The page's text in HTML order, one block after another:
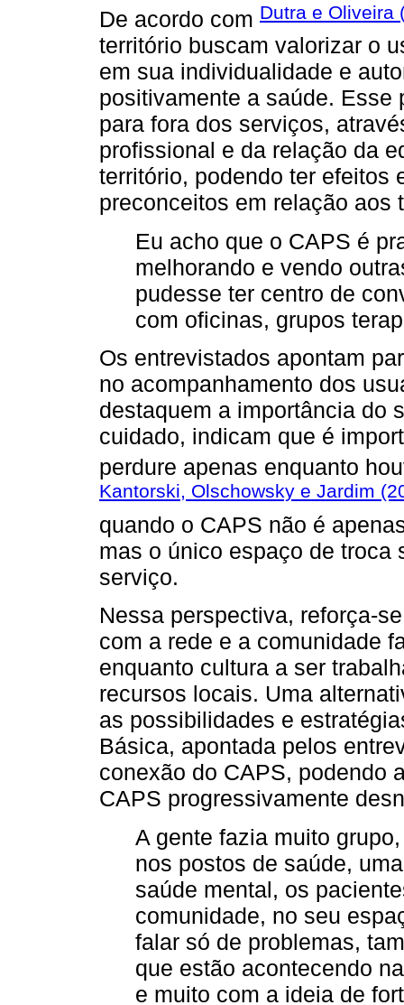
De acordo com Dutra e Oliveira
território buscam valorizar o
em sua individualidade e
positivamente a saúde. Esse
para fora dos serviços,
profissional e da relação da
território, podendo ter efeitos
preconceitos em relação aos
Eu acho que o CAPS é
melhorando e vendo
pudesse ter centro de
com oficinas, grupos
Os entrevistados apontam
no acompanhamento dos
destaquem a importância do
cuidado, indicam que é
perdure apenas enquanto
Kantorski, Olschowsky e Jardim
quando o CAPS não é
mas o único espaço de
serviço.
Nessa perspectiva, reforça-
com a rede e a comunidade
enquanto cultura a ser
recursos locais. Uma
as possibilidades e
Básica, apontada pelos
conexão do CAPS, podendo
CAPS progressivamente
A gente fazia muito
nos postos de saúde,
saúde mental, os
comunidade, no seu
falar só de problemas,
que estão acontecendo
e muito com a ideia de